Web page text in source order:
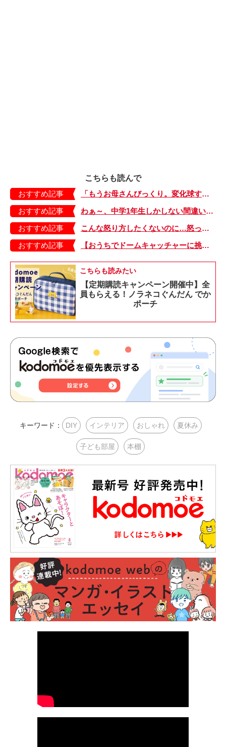
こちらも読んで
おすすめ記事
「もうお母さんびっくり。変化球すぎて！」17歳、思春期バリバリの息子が、帰宅するなり台所でやったこと【日登美のタベコト in Berlin・28】
おすすめ記事
わぁ～、中学1年生しかしない間違いしてるぅ！ 12歳の娘の宿題をチラ見して発見したこと【大きくなってく娘と私・55】
おすすめ記事
こんな怒り方したくないのに…怒ったあとは自己嫌悪。そんな時、通りすがりの人の言葉に…【少し大変で、すっごく幸せ～ドラベ症候群の娘と心臓に毛の生えた母～・25】
おすすめ記事
【おうちでドームキャッチャーに挑戦だ】アンパンマン わくわくドームキャッチャー
こちらも読みたい
【定期購読キャンペーン開催中】全
員もらえる！ノラネコぐんだん でか
ポーチ
キーワード： DIY インテリア おしゃれ 夏休み
子ども部屋 本棚